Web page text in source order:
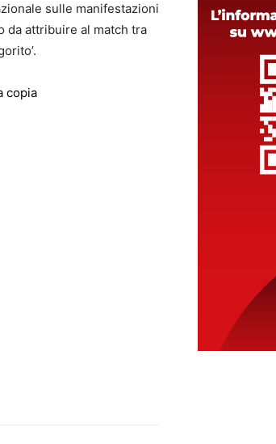
sulle manifestazioni
da attribuire al match tra
copia